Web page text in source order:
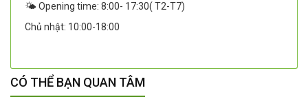
🌤️ Opening time: 8:00- 17:30( T2-T7)
Chủ nhật: 10:00-18:00
CÓ THỂ BẠN QUAN TÂM